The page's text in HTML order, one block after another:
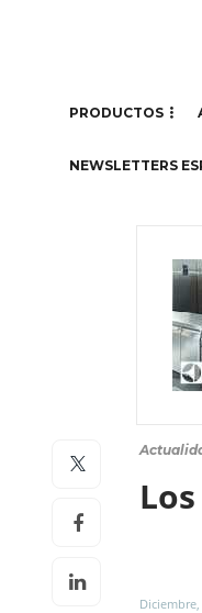
PRODUCTOS
NEWSLETTERS
Diciembre,